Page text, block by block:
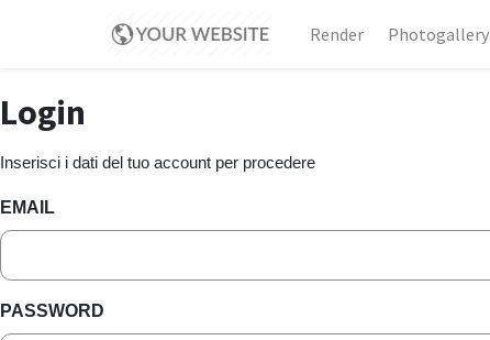
Render Photogallery
Login
Inserisci i dati del tuo account per procedere
EMAIL
PASSWORD